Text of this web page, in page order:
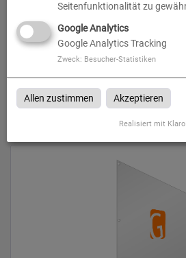
Blockout Banner | individuelle
bedruckt
Seitenfunktionalität zu
Google Analytics
Google Analytics Tracking
Zweck: Besucher-Statistiken
Allen zustimmen Akzeptieren
Realisiert mit Klaro!